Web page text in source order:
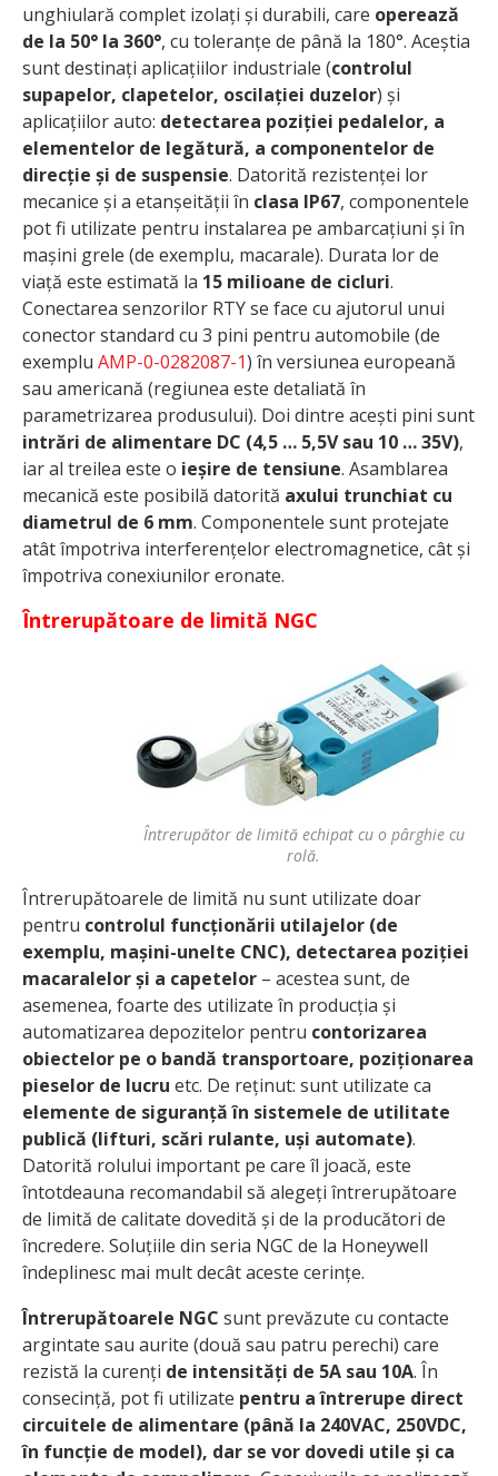
unghiulară complet izolați și durabili, care operează
de la 50° la 360°, cu toleranțe de până la 180°. Aceștia
sunt destinați aplicațiilor industriale (controlul
supapelor, clapetelor, oscilației duzelor) și
aplicațiilor auto: detectarea poziției pedalelor, a
elementelor de legătură, a componentelor de
direcție și de suspensie. Datorită rezistenței lor
mecanice și a etanșeității în clasa IP67, componentele
pot fi utilizate pentru instalarea pe ambarcațiuni și în
mașini grele (de exemplu, macarale). Durata lor de
viață este estimată la 15 milioane de cicluri.
Conectarea senzorilor RTY se face cu ajutorul unui
conector standard cu 3 pini pentru automobile (de
exemplu AMP-0-0282087-1) în versiunea europeană
sau americană (regiunea este detaliată în
parametrizarea produsului). Doi dintre acești pini sunt
intrări de alimentare DC (4,5 … 5,5V sau 10 … 35V),
iar al treilea este o ieșire de tensiune. Asamblarea
mecanică este posibilă datorită axului trunchiat cu
diametrul de 6 mm. Componentele sunt protejate
atât împotriva interferențelor electromagnetice, cât și
împotriva conexiunilor eronate.
Întrerupătoare de limită NGC
Întrerupător de limită echipat cu o pârghie cu
rolă.
Întrerupătoarele de limită nu sunt utilizate doar
pentru controlul funcționării utilajelor (de
exemplu, mașini-unelte CNC), detectarea poziției
macaralelor și a capetelor – acestea sunt, de
asemenea, foarte des utilizate în producția și
automatizarea depozitelor pentru contorizarea
obiectelor pe o bandă transportoare, poziționarea
pieselor de lucru etc. De reținut: sunt utilizate ca
elemente de siguranță în sistemele de utilitate
publică (lifturi, scări rulante, uși automate).
Datorită rolului important pe care îl joacă, este
întotdeauna recomandabil să alegeți întrerupătoare
de limită de calitate dovedită și de la producători de
încredere. Soluțiile din seria NGC de la Honeywell
îndeplinesc mai mult decât aceste cerințe.
Întrerupătoarele NGC sunt prevăzute cu contacte
argintate sau aurite (două sau patru perechi) care
rezistă la curenți de intensități de 5A sau 10A. În
consecință, pot fi utilizate pentru a întrerupe direct
circuitele de alimentare (până la 240VAC, 250VDC,
în funcție de model), dar se vor dovedi utile și ca